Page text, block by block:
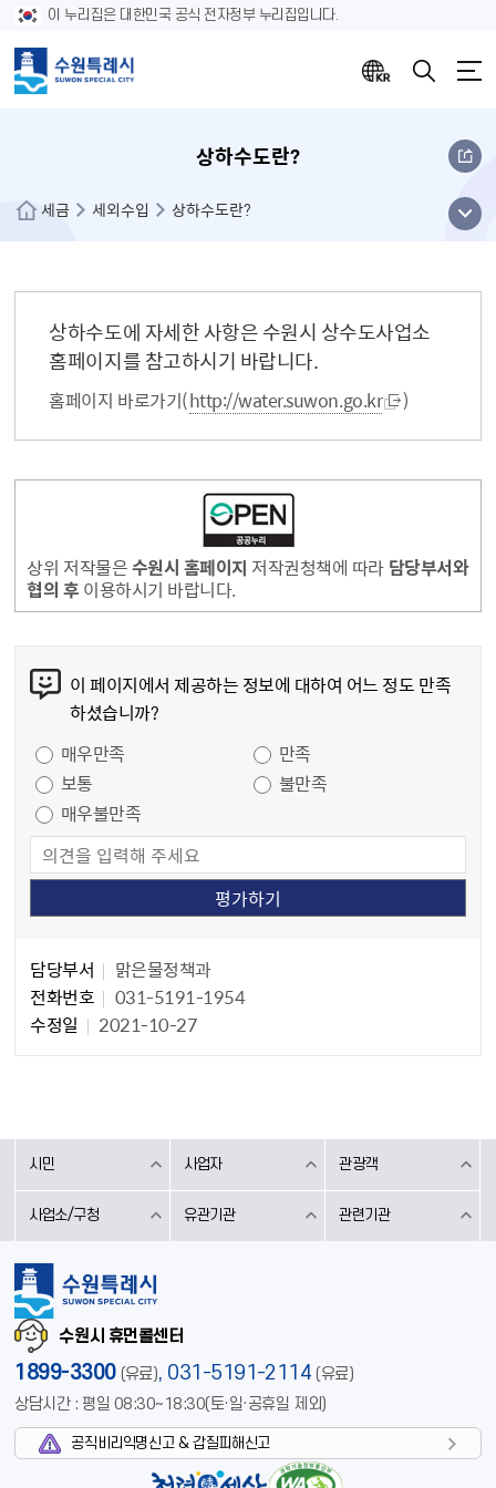
이 누리집은 대한민국 공식 전자정부 누리집입니다.
상하수도란?
세금 세외수입 상하수도란?
메뉴
열기
상하수도에 자세한 사항은 수원시 상수도사업소
홈페이지를 참고하시기 바랍니다.
홈페이지 바로가기(http://water.suwon.go.kr )
상위 저작물은수원시 홈페이지 저작권청책에 따라 담당부서와
협의 후 이용하시기 바랍니다.
이 페이지에서 제공하는 정보에 대하여 어느 정도 만족
하셨습니까?
매우만족
만족
보통
불만족
매우불만족
담당부서
맑은물정책과
전화번호
031-5191-1954
수정일
2021-10-27
시민 사업자 관광객
사업소/구청 유관기관 관련기관
수원시 휴먼콜센터
1899-3300 (유료), 031-5191-2114 (유료)
상담시간 : 평일 08:30~18:30(토·일·공휴일 제외)
공직비리익명신고 & 갑질피해신고